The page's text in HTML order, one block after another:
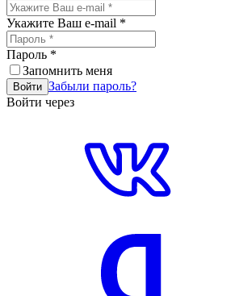
Укажите Ваш e-mail *
Пароль *
Запомнить меня
Войти Забыли пароль?
Войти через